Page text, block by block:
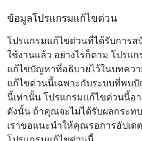
ข้อมูลโปรแกรมแก้ไขด่วน
โปรแกรมแก้ไขด่วนที่ได้รับการส
ใช้งานแล้ว อย่างไรก็ตาม โปรแ
แก้ไขปัญหาที่อธิบายไว้ในบทคว
แก้ไขด่วนนี้เฉพาะกับระบบที่พบ
นี้เท่านั้น โปรแกรมแก้ไขด่วนนี้อ
ดังนั้น ถ้าคุณจะไม่ได้รับผลกระท
เราขอแนะนําให้คุณรอการอัปเ